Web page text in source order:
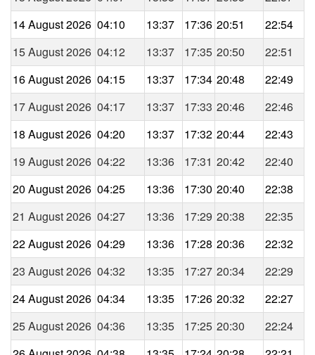
14 August 2026 04:10 13:37 17:36 20:51
22:54
15 August 2026 04:12 13:37 17:35 20:50
22:51
16 August 2026 04:15 13:37 17:34 20:48
22:49
17 August 2026 04:17 13:37 17:33 20:46
22:46
18 August 2026 04:20 13:37 17:32 20:44
22:43
19 August 2026 04:22 13:36 17:31 20:42
22:40
20 August 2026 04:25 13:36 17:30 20:40
22:38
21 August 2026 04:27 13:36 17:29 20:38
22:35
22 August 2026 04:29 13:36 17:28 20:36
22:32
23 August 2026 04:32 13:35 17:27 20:34
22:29
24 August 2026 04:34 13:35 17:26 20:32
22:27
25 August 2026 04:36 13:35 17:25 20:30
22:24